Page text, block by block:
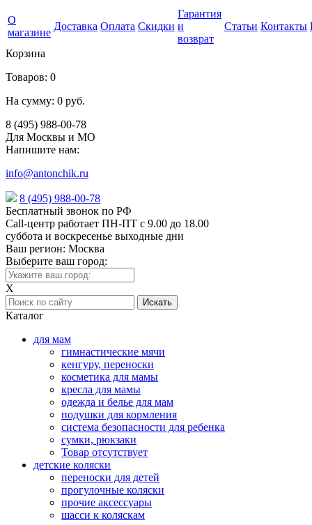
О
магазине
Доставка Оплата Скидки
Гарантия
и
возврат
Статьи Контакты
Корзина
Товаров: 0
На сумму: 0 руб.
8 (495) 988-00-78
Для Москвы и МО
Напишите нам:
info@antonchik.ru
8 (495) 988-00-78
Бесплатный звонок по РФ
Call-центр работает ПН-ПТ с 9.00 до 18.00
суббота и воскресенье выходные дни
Ваш регион: Москва
Выберите ваш город:
X
Каталог
для мам
гимнастические мячи
кенгуру, переноски
косметика для мамы
кресла для мамы
одежда и белье для мам
подушки для кормления
система безопасности для ребенка
сумки, рюкзаки
Товар отсутствует
детские коляски
переноски для детей
прогулочные коляски
прочие аксессуары
шасси к коляскам